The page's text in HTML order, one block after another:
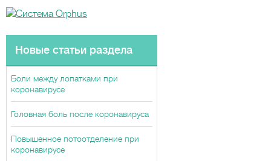
Новые статьи раздела
Боли между лопатками при
коронавирусе
Головная боль после коронавируса
Повышенное потоотделение при
коронавирусе